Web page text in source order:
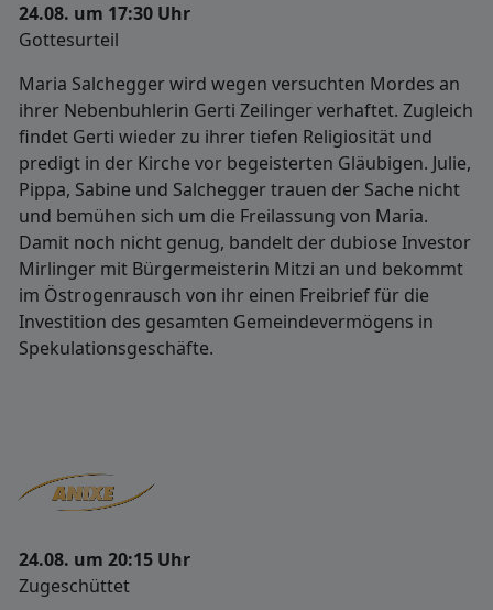
24.08. um 17:30 Uhr
Gottesurteil
Maria Salchegger wird wegen versuchten Mordes an
ihrer Nebenbuhlerin Gerti Zeilinger verhaftet. Zugleich
findet Gerti wieder zu ihrer tiefen Religiosität und
predigt in der Kirche vor begeisterten Gläubigen. Julie,
Pippa, Sabine und Salchegger trauen der Sache nicht
und bemühen sich um die Freilassung von Maria.
Damit noch nicht genug, bandelt der dubiose Investor
Mirlinger mit Bürgermeisterin Mitzi an und bekommt
im Östrogenrausch von ihr einen Freibrief für die
Investition des gesamten Gemeindevermögens in
Spekulationsgeschäfte.
24.08. um 20:15 Uhr
Zugeschüttet